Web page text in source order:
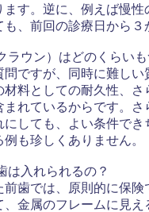
ます。逆に、例えば慢
も、前回の診療日から
ラウン）はどのくらいも
すが、同時に難しい
材料としての耐久性、
まれているからです。
にしても、よい条件で
例も珍しくありません。
は入れられるの？
歯では、原則的に保険
金属のフレームに見え